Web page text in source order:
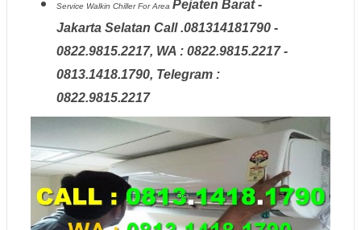
Service Walkin ChillerFor Area Pejaten Barat -
Jakarta Selatan Call .081314181790 -
0822.9815.2217, WA : 0822.9815.2217 -
0813.1418.1790, Telegram :
0822.9815.2217